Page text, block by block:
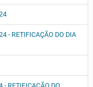
- RETIFICAÇÃO DO DIA